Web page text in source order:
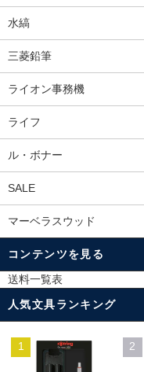
水縞
三菱鉛筆
ライオン事務機
ライフ
ル・ボナー
SALE
マーベラスウッド
コンテンツを見る
送料一覧表
人気文具ランキング
1 2